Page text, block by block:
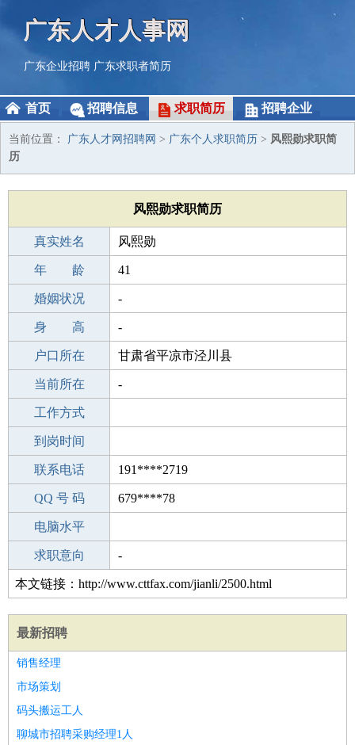
广东人才人事网
广东企业招聘 广东求职者简历
首页 招聘信息 求职简历 招聘企业
当前位置： 广东人才网招聘网 > 广东个人求职简历 > 风熙勋求职简
历
风熙勋求职简历
真实姓名 风熙勋
性 别 男
年 龄 41
出生年月 1985-05-28
婚姻状况 -
学 历 初中
身 高 -
毕业学校 太原第十二中学(府西街校区)
户口所在 甘肃省平凉市泾川县
所学专业 -
当前所在 -
工作经验
工作方式
驾 照
到岗时间
期望月薪
联系电话 191****2719
手机号码 191****2719
QQ 号 码 679****78
微信号码
电脑水平
外语水平
求职意向 -
本文链接：http://www.cttfax.com/jianli/2500.html
最新招聘
销售经理
市场策划
码头搬运工人
聊城市招聘采购经理1人